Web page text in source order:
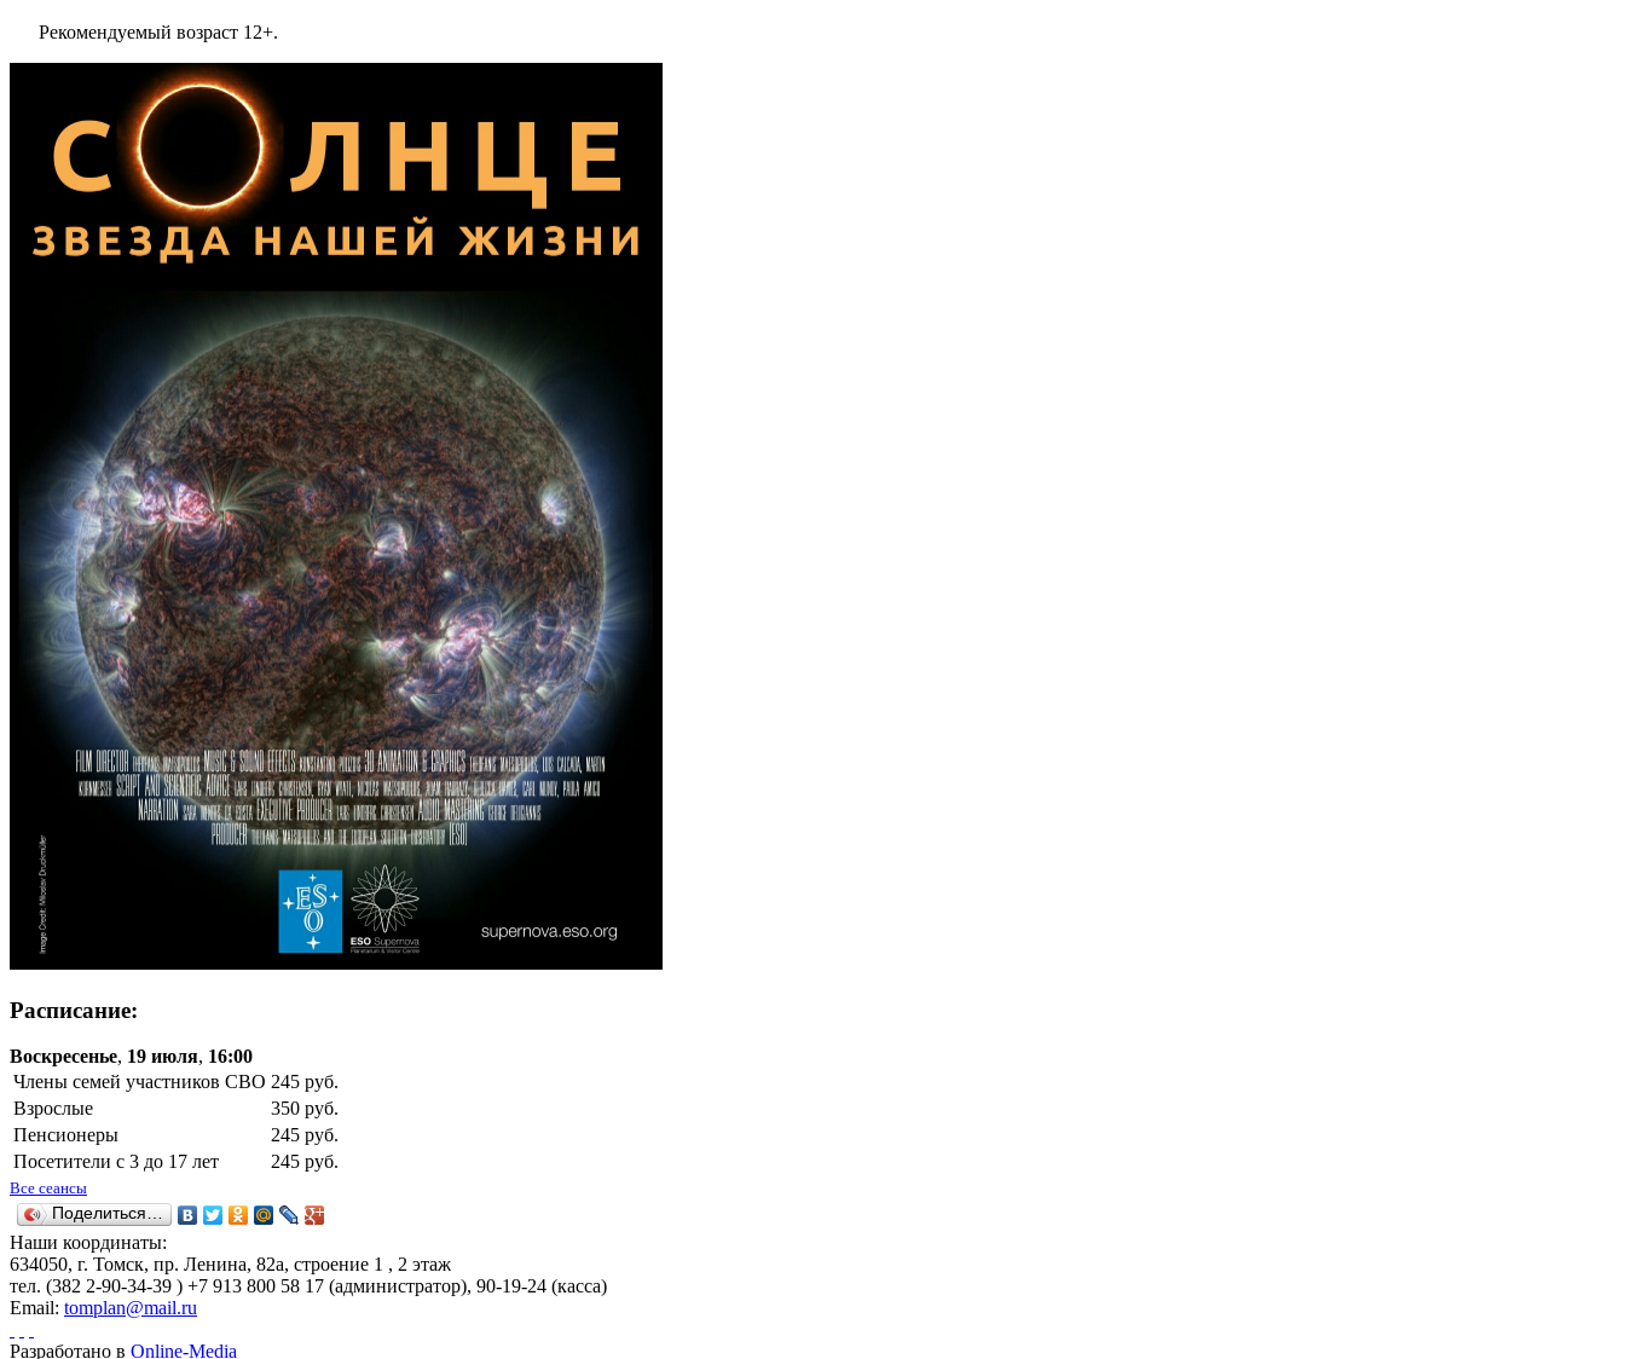
Рекомендуемый возраст 12+.
Расписание:
Воскресенье, 19 июля, 16:00
Члены семей участников СВО 245 руб.
Взрослые
350 руб.
Пенсионеры
245 руб.
Посетители с 3 до 17 лет
245 руб.
Все сеансы
Поделиться…
Наши координаты:
634050, г. Томск, пр. Ленина, 82а, строение 1 , 2 этаж
тел. (382 2-90-34-39 ) +7 913 800 58 17 (администратор), 90-19-24 (касса)
Email: tomplan@mail.ru
Разработано в Online-Media